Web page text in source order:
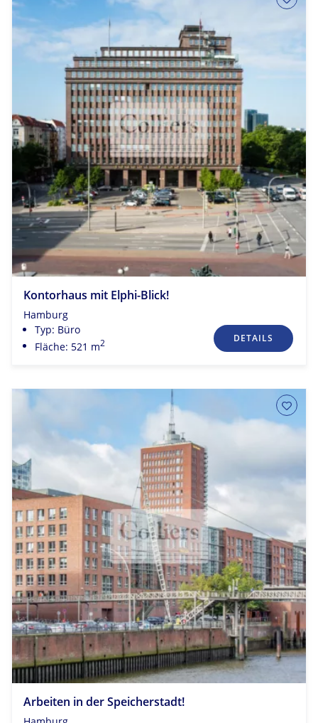
Kontorhaus mit Elphi-Blick!
Hamburg
Typ: Büro
Fläche: 521 m2 DETAILS
Arbeiten in der Speicherstadt!